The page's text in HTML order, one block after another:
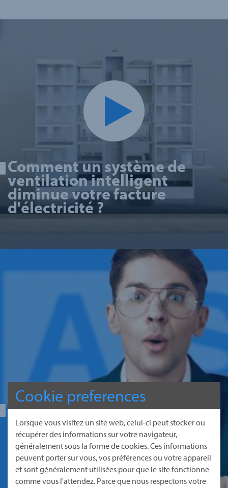
Comment un système de
ventilation intelligent
diminue votre facture
d'électricité ?
Calculez vous-même
combien vous pouvez
économiser.
Aller vers le calculateur d’énergie
Cookie preferences
Lorsque vous visitez un site web, celui-ci peut stocker ou
récupérer des informations sur votre navigateur,
généralement sous la forme de cookies. Ces informations
peuvent porter sur vous, vos préférences ou votre appareil
et sont généralement utilisées pour que le site fonctionne
comme vous l'attendez. Parce que nous respectons votre